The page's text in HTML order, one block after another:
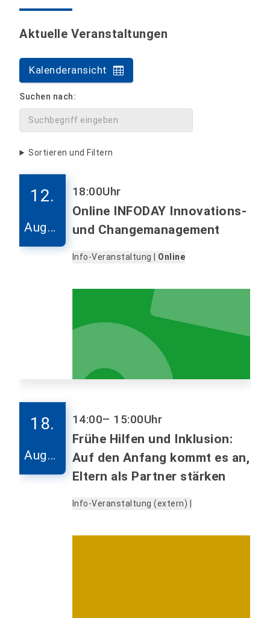
Aktuelle Veranstaltungen
Kalenderansicht
Suchen nach:
Sortieren und Filtern
12.
Augus
t
18:00Uhr
Online INFODAY Innovations-
und Changemanagement
Info-Veranstaltung | Online
18.
Augus
t
14:00– 15:00Uhr
Frühe Hilfen und Inklusion:
Auf den Anfang kommt es an,
Eltern als Partner stärken
Info-Veranstaltung (extern) |